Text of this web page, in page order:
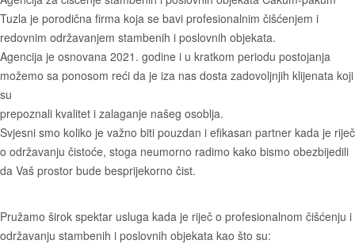
Tuzla je porodična firma koja se bavi profesionalnim čišćenjem i
redovnim održavanjem stambenih i poslovnih objekata.
Agencija je osnovana 2021. godine i u kratkom periodu postojanja
možemo sa ponosom reći da je iza nas dosta zadovoljnjih klijenata koji
su
prepoznali kvalitet i zalaganje našeg osoblja.
Svjesni smo koliko je važno biti pouzdan i efikasan partner kada je riječ
o održavanju čistoće, stoga neumorno radimo kako bismo obezbijedili
da Vaš prostor bude besprijekorno čist.
Pružamo širok spektar usluga kada je riječ o profesionalnom čišćenju i
održavanju stambenih i poslovnih objekata kao što su: